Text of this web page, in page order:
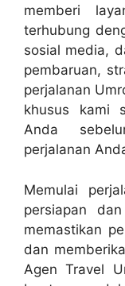
memberi
terhubung
sosial media,
pembaruan,
perjalanan
khusus kami
Anda
perjalanan
Memulai
persiapan
memastikan
dan
Agen Travel